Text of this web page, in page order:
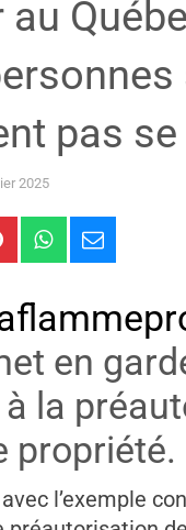
pas
2025
en
la
propriété.
l’exemple